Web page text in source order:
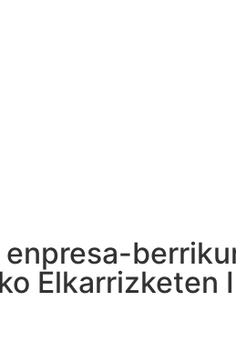
Elkarrizketen